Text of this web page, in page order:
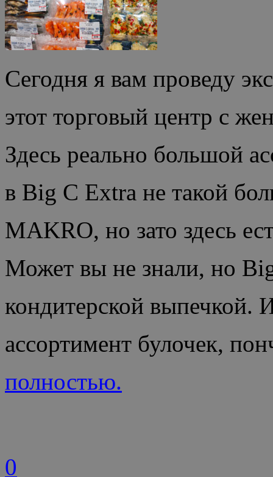
Сегодня я вам проведу
этот торговый центр с
Здесь реально большой
в Big C Extra не такой
MAKRO, но зато здесь
Может вы не знали, но
кондитерской выпечкой.
ассортимент булочек,
полностью.
0